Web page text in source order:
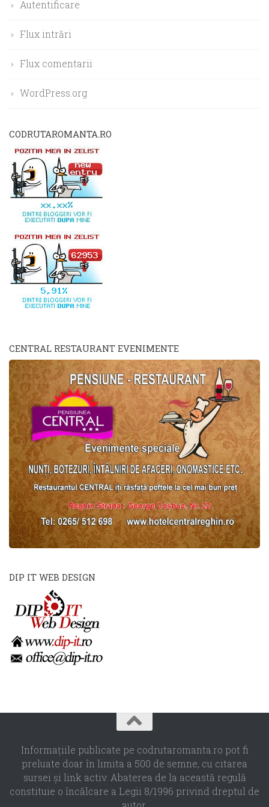
Autentificare
Flux intrări
Flux comentarii
WordPress.org
CODRUTAROMANTA.RO
CENTRAL RESTAURANT EVENIMENTE
DIP IT WEB DESIGN
Informaţiile publicate pe codrutaromanta.ro pot fi
preluate doar în limita a 500 de semne, cu citarea
sursei şi link activ. Abaterea de la această regulă
constituie o încălcare a Legii 8/1996 privind dreptul de